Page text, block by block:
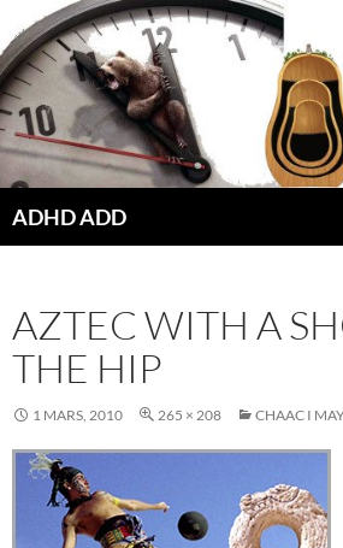
Hoppa
till
innehåll
ADHD ADD
AZTEC WITH A
THE HIP
1 MARS, 2010 265 × 208 CHAAC I